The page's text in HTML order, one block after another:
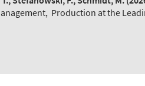
, Production at the